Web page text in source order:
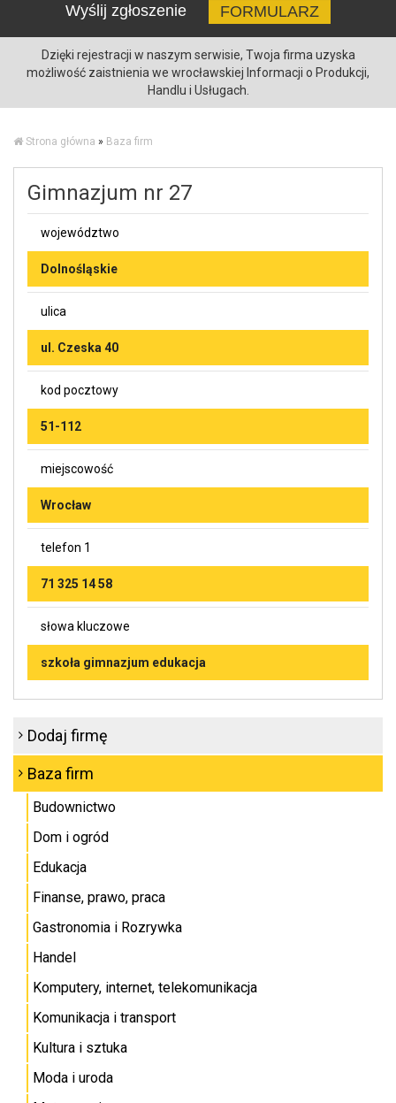
Wyślij zgłoszenie
FORMULARZ
Dzięki rejestracji w naszym serwisie, Twoja firma uzyska
możliwość zaistnienia we wrocławskiej Informacji o Produkcji,
Handlu i Usługach.
Strona główna » Baza firm
Gimnazjum nr 27
województwo
Dolnośląskie
ulica
ul. Czeska 40
kod pocztowy
51-112
miejscowość
Wrocław
telefon 1
71 325 14 58
słowa kluczowe
szkoła gimnazjum edukacja
Dodaj firmę
Baza firm
Budownictwo
Dom i ogród
Edukacja
Finanse, prawo, praca
Gastronomia i Rozrywka
Handel
Komputery, internet, telekomunikacja
Komunikacja i transport
Kultura i sztuka
Moda i uroda